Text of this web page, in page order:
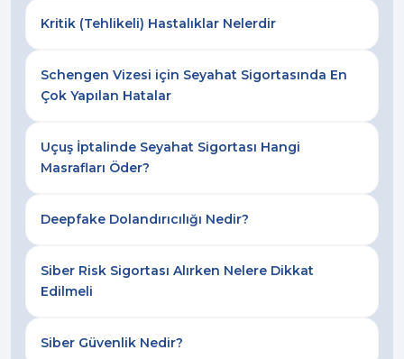
Kritik (Tehlikeli) Hastalıklar Nelerdir
Schengen Vizesi için Seyahat Sigortasında En
Çok Yapılan Hatalar
Uçuş İptalinde Seyahat Sigortası Hangi
Masrafları Öder?
Deepfake Dolandırıcılığı Nedir?
Siber Risk Sigortası Alırken Nelere Dikkat
Edilmeli
Siber Güvenlik Nedir?